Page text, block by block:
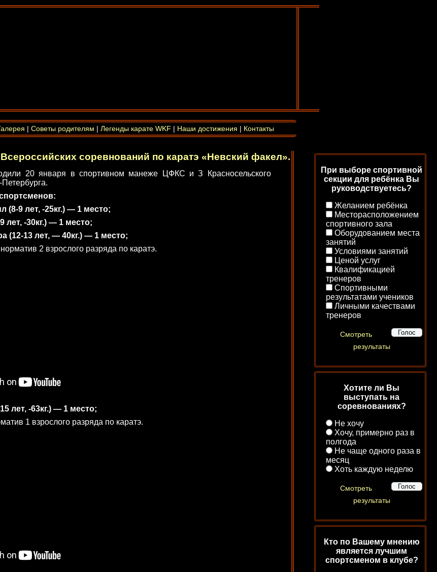
| Советы родителям | Легенды карате WKF | Наши достижения | Контакты
соревнований по каратэ «Невский факел».
20 января в спортивном манеже ЦФКС и З Красносельского
9 лет, -25кг.) — 1 место;
-30кг.) — 1 место;
13 лет, — 40кг.) — 1 место;
2 взрослого разряда по каратэ.
лет, -63кг.) — 1 место;
1 взрослого разряда по каратэ.
При выборе спортивной
секции для ребёнка Вы
руководствуетесь?
Желанием ребёнка
Месторасположением
спортивного зала
Оборудованием места
занятий
Условиями занятий
Ценой услуг
Квалификацией
тренеров
Спортивными
результатами учеников
Личными качествами
тренеров
Смотреть
результаты
Хотите ли Вы
выступать на
соревнованиях?
Не хочу
Хочу, примерно раз в
полгода
Не чаще одного раза в
месяц
Хоть каждую неделю
Смотреть
результаты
Кто по Вашему мнению
является лучшим
спортсменом в клубе?